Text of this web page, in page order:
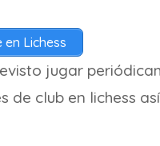
en Lichess
jugar
de club en lichess